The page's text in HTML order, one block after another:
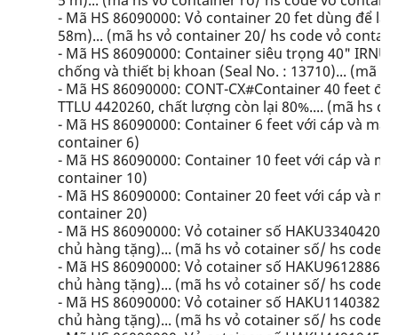
- Mã HS 86090000: Vỏ container 20 fet dùng để
58m)... (mã hs vỏ container 20/ hs code vỏ
- Mã HS 86090000: Container siêu trọng 40"
chống và thiết bị khoan (Seal No. : 13710)... (mã
- Mã HS 86090000: CONT-CX#Container 40 feet
TTLU 4420260, chất lượng còn lại 80%.... (mã hs
- Mã HS 86090000: Container 6 feet với cáp và
container 6)
- Mã HS 86090000: Container 10 feet với cáp và
container 10)
- Mã HS 86090000: Container 20 feet với cáp và
container 20)
- Mã HS 86090000: Vỏ cotainer số
chủ hàng tặng)... (mã hs vỏ cotainer số/ hs code
- Mã HS 86090000: Vỏ cotainer số
chủ hàng tặng)... (mã hs vỏ cotainer số/ hs code
- Mã HS 86090000: Vỏ cotainer số
chủ hàng tặng)... (mã hs vỏ cotainer số/ hs code